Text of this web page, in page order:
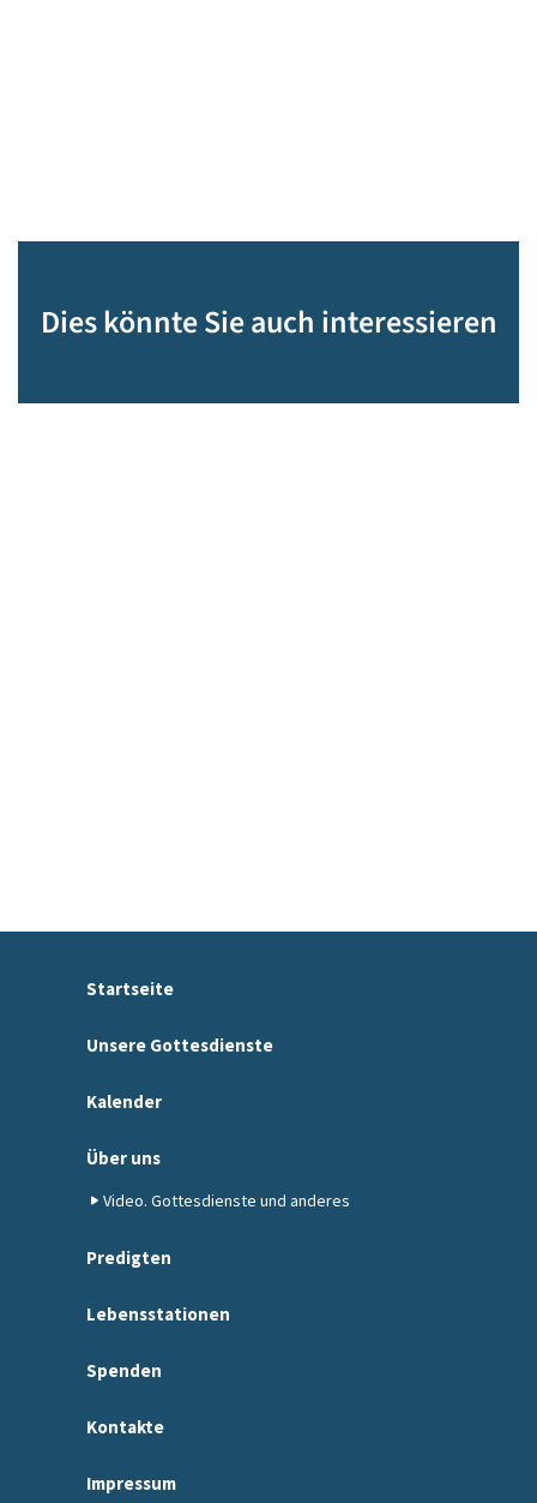
Dies könnte Sie auch interessieren
Startseite
Unsere Gottesdienste
Kalender
Über uns
Video. Gottesdienste und anderes
Predigten
Lebensstationen
Spenden
Kontakte
Impressum